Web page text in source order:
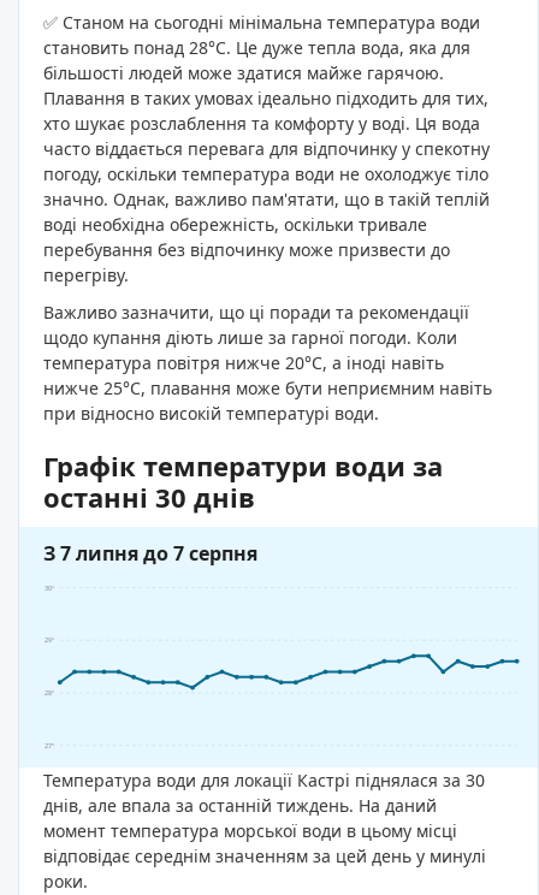
✅ Станом на сьогодні мінімальна температура води
становить понад 28°C. Це дуже тепла вода, яка для
більшості людей може здатися майже гарячою.
Плавання в таких умовах ідеально підходить для тих,
хто шукає розслаблення та комфорту у воді. Ця вода
часто віддається перевага для відпочинку у спекотну
погоду, оскільки температура води не охолоджує тіло
значно. Однак, важливо пам'ятати, що в такій теплій
воді необхідна обережність, оскільки тривале
перебування без відпочинку може призвести до
перегріву.
Важливо зазначити, що ці поради та рекомендації
щодо купання діють лише за гарної погоди. Коли
температура повітря нижче 20°C, а іноді навіть
нижче 25°C, плавання може бути неприємним навіть
при відносно високій температурі води.
Графік температури води за
останні 30 днів
З 7 липня до 7 серпня
27°
28°
29°
30°
Температура води для локації Кастрі піднялася за 30
днів, але впала за останній тиждень. На даний
момент температура морської води в цьому місці
відповідає середнім значенням за цей день у минулі
роки.